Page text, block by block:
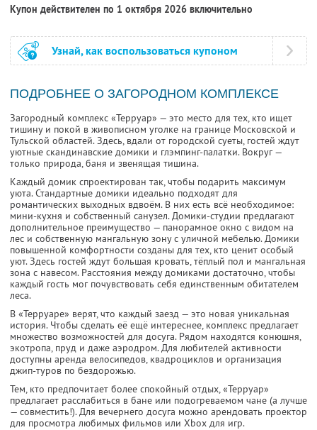
Купон действителен по 1 октября 2026 включительно
Узнай, как воспользоваться купоном
ПОДРОБНЕЕ О ЗАГОРОДНОМ КОМПЛЕКСЕ
Загородный комплекс «Терруар» — это место для тех, кто ищет
тишину и покой в живописном уголке на границе Московской и
Тульской областей. Здесь, вдали от городской суеты, гостей ждут
уютные скандинавские домики и глэмпинг-палатки. Вокруг —
только природа, баня и звенящая тишина.
Каждый домик спроектирован так, чтобы подарить максимум
уюта. Стандартные домики идеально подходят для
романтических выходных вдвоём. В них есть всё необходимое:
мини-кухня и собственный санузел. Домики-студии предлагают
дополнительное преимущество — панорамное окно с видом на
лес и собственную мангальную зону с уличной мебелью. Домики
повышенной комфортности созданы для тех, кто ценит особый
уют. Здесь гостей ждут большая кровать, тёплый пол и мангальная
зона с навесом. Расстояния между домиками достаточно, чтобы
каждый гость мог почувствовать себя единственным обитателем
леса.
В «Терруаре» верят, что каждый заезд — это новая уникальная
история. Чтобы сделать её ещё интереснее, комплекс предлагает
множество возможностей для досуга. Рядом находятся конюшня,
экотропа, пруд и даже аэродром. Для любителей активности
доступны аренда велосипедов, квадроциклов и организация
джип-туров по бездорожью.
Тем, кто предпочитает более спокойный отдых, «Терруар»
предлагает расслабиться в бане или подогреваемом чане (а лучше
— совместить!). Для вечернего досуга можно арендовать проектор
для просмотра любимых фильмов или Xbox для игр.